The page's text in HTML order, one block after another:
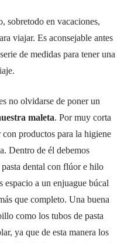
sobretodo en vacaciones,
viajar. Es aconsejable antes
de medidas para tener una
no olvidarse de poner un
maleta. Por muy corta
con productos para la higiene
Dentro de él debemos
dental con flúor e hilo
a un enjuague búcal
que completo. Una buena
como los tubos de pasta
ya que de esta manera los